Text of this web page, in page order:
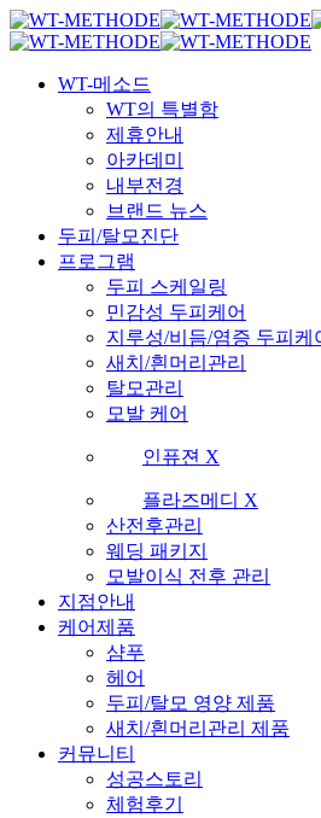
국내 최초 두피케
국내 최초 두피케
Skip
to
content
Menu
WT-메소드
WT의 특별함
제휴안내
아카데미
내부전경
브랜드 뉴스
두피/탈모진단
프로그램
두피 스케일링
민감성 두피케어
지루성/비듬/염증 두피케
새치/흰머리관리
탈모관리
모발 케어
인퓨젼 X
플라즈메디 X
산전후관리
웨딩 패키지
모발이식 전후 관리
지점안내
케어제품
샴푸
헤어
두피/탈모 영양 제품
새치/흰머리관리 제품
커뮤니티
성공스토리
체험후기